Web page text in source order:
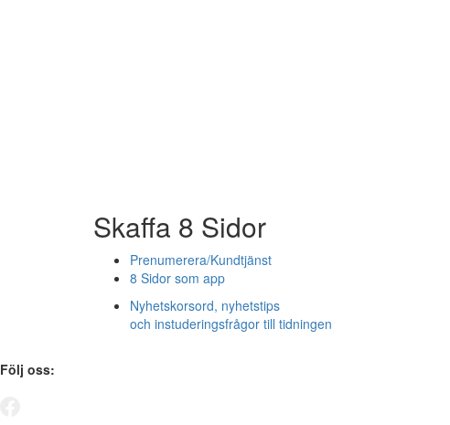
Skaffa 8 Sidor
Prenumerera/Kundtjänst
8 Sidor som app
Nyhetskorsord, nyhetstips
och instuderingsfrågor till tidningen
Följ oss: